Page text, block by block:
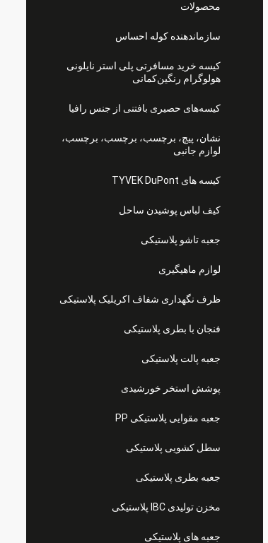
محصولات
سازماندهنده کوله احساس
کیسه خرید مسافرتی پلی استر نایلونی
هولوگرام رنگین‌کمانی
کیسه‌های حصیری بافتنی از جنس رافیا
نشان، پیچ، برچسب، برچسب، برچسب،
لوازم جانبی
کیسه های TYVEK DuPont
کیف لباس پوشیدن ساحل
جعبه تاشو پلاستیکی
لوازم ماهیگیری
ظرف نگهداری شفاف اکریلیک پلاستیکی
فنجان با بطری پلاستیکی
جعبه پالت پلاستیکی
پوشش استخر خورشیدی
جعبه مقوایی پلاستیکی PP
سطل کشویی پلاستیکی
جعبه بطری پلاستیکی
مخزن تولیدی IBC پلاستیکی
جعبه های پلاستیکی